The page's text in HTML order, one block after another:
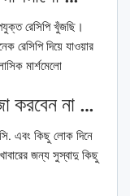
রেসিপি খুঁজছি।
রেসিপি দিয়ে যাওয়ার
মার্শমেলো
করবেন না …
এবং কিছু লোক দিনে
জন্য সুস্বাদু কিছু